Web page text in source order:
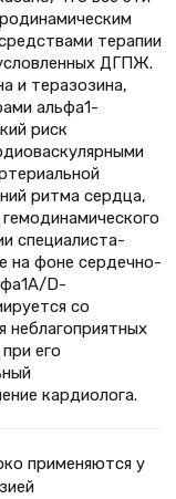
терапии
ДГПЖ.
и теразозина,
альфа1-
риск
ритма сердца,
специалиста-
на фоне сердечно-
D-
со
неблагоприятных
его
кардиолога.
применяются у